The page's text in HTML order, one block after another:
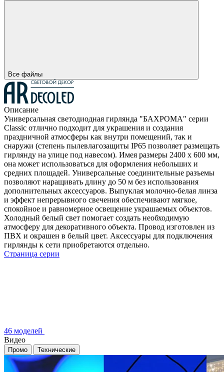
Все файлы
Описание
Универсальная светодиодная гирлянда "БАХРОМА" серии
Classic отлично подходит для украшения и создания
праздничной атмосферы как внутри помещений, так и
снаружи (степень пылевлагозащиты IP65 позволяет размещать
гирлянду на улице под навесом). Имея размеры 2400 x 600 мм,
она может использоваться для оформления небольших и
средних площадей. Универсальные соединительные разъемы
позволяют наращивать длину до 50 м без использования
дополнительных аксессуаров. Выпуклая молочно-белая линза
и эффект непрерывного свечения обеспечивают мягкое,
спокойное и равномерное освещение украшаемых объектов.
Холодный белый свет помогает создать необходимую
атмосферу для декоративного объекта. Провод изготовлен из
ПВХ и окрашен в белый цвет. Аксессуары для подключения
гирлянды к сети приобретаются отдельно.
Страница серии
46 моделей
Видео
Промо Технические